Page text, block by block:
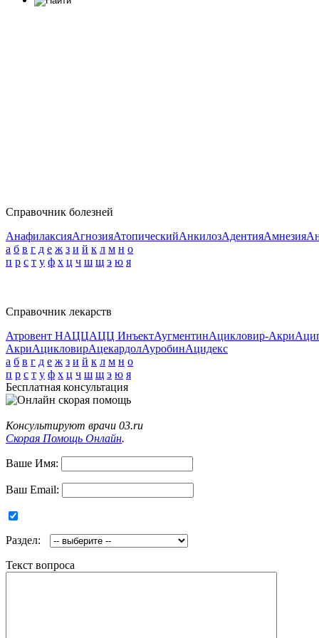
Справочник болезней
АнафилаксияАгнозияАтопическийАнкилозАдентияАмнезия
а б в г д е ж з и й к л м н о
п р с т у ф х ц ч ш щ э ю я
Справочник лекарств
Атровент НАЦЦАЦЦ ИнъектАугментинАцикловир-Акри
АкриАцикловирАцекардолАуробинАцидекс
а б в г д е ж з и й к л м н о
п р с т у ф х ц ч ш щ э ю я
Бесплатная консультация
Консультируют врачи 03.ru
Скорая Помощь Онлайн.
Ваше Имя:
Ваш Email:
Раздел:
Текст вопроса